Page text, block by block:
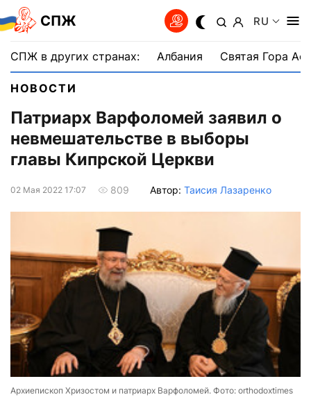
СПЖ RU
СПЖ в других странах: Албания Святая Гора
НОВОСТИ
Патриарх Варфоломей заявил о
невмешательстве в выборы
главы Кипрской Церкви
02 Мая 2022 17:07 809 Автор: Таисия Лазаренко
Архиепископ Хризостом и патриарх Варфоломей. Фото: orthodoxtimes